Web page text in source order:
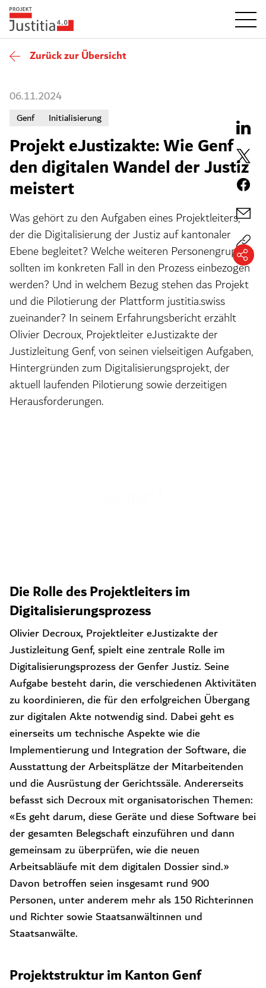
Zurück zur Übersicht
06.11.2024
Genf Initialisierung
Projekt eJustizakte: Wie Genf
den digitalen Wandel der Justiz
meistert
Was gehört zu den Aufgaben eines Projektleiters,
der die Digitalisierung der Justiz auf kantonaler
Ebene begleitet? Welche weiteren Personengruppen
sollten im konkreten Fall in den Prozess einbezogen
werden? Und in welchem Bezug stehen das Projekt
und die Pilotierung der Plattform justitia.swiss
zueinander? In seinem Erfahrungsbericht erzählt
Olivier Decroux, Projektleiter eJustizakte der
Justizleitung Genf, von seinen vielseitigen Aufgaben,
Hintergründen zum Digitalisierungsprojekt, der
aktuell laufenden Pilotierung sowie derzeitigen
Herausforderungen.
Die Rolle des Projektleiters im
Digitalisierungsprozess
Olivier Decroux, Projektleiter eJustizakte der
Justizleitung Genf, spielt eine zentrale Rolle im
Digitalisierungsprozess der Genfer Justiz. Seine
Aufgabe besteht darin, die verschiedenen Aktivitäten
zu koordinieren, die für den erfolgreichen Übergang
zur digitalen Akte notwendig sind. Dabei geht es
einerseits um technische Aspekte wie die
Implementierung und Integration der Software, die
Ausstattung der Arbeitsplätze der Mitarbeitenden
und die Ausrüstung der Gerichtssäle. Andererseits
befasst sich Decroux mit organisatorischen Themen:
«Es geht darum, diese Geräte und diese Software bei
der gesamten Belegschaft einzuführen und dann
gemeinsam zu überprüfen, wie die neuen
Arbeitsabläufe mit dem digitalen Dossier sind.»
Davon betroffen seien insgesamt rund 900
Personen, unter anderem mehr als 150 Richterinnen
und Richter sowie Staatsanwältinnen und
Staatsanwälte.
Projektstruktur im Kanton Genf